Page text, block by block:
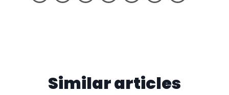
Similar articles